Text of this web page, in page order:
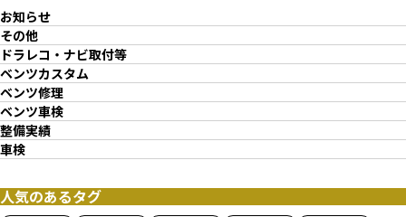
お知らせ
その他
ドラレコ・ナビ取付等
ベンツカスタム
ベンツ修理
ベンツ車検
整備実績
車検
人気のあるタグ